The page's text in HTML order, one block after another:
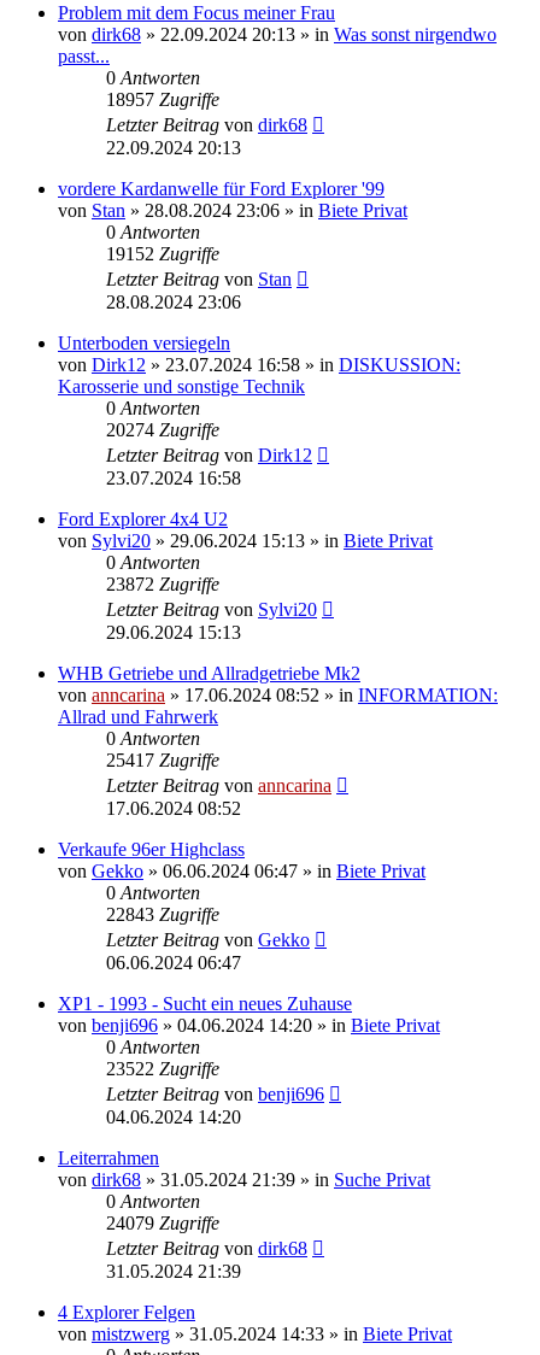
Problem mit dem Focus meiner Frau
von dirk68 » 22.09.2024 20:13 » in Was sonst nirgendwo
passt...
0 Antworten
18957 Zugriffe
Letzter Beitrag von dirk68
22.09.2024 20:13
vordere Kardanwelle für Ford Explorer '99
von Stan » 28.08.2024 23:06 » in Biete Privat
0 Antworten
19152 Zugriffe
Letzter Beitrag von Stan
28.08.2024 23:06
Unterboden versiegeln
von Dirk12 » 23.07.2024 16:58 » in DISKUSSION:
Karosserie und sonstige Technik
0 Antworten
20274 Zugriffe
Letzter Beitrag von Dirk12
23.07.2024 16:58
Ford Explorer 4x4 U2
von Sylvi20 » 29.06.2024 15:13 » in Biete Privat
0 Antworten
23872 Zugriffe
Letzter Beitrag von Sylvi20
29.06.2024 15:13
WHB Getriebe und Allradgetriebe Mk2
von anncarina » 17.06.2024 08:52 » in INFORMATION:
Allrad und Fahrwerk
0 Antworten
25417 Zugriffe
Letzter Beitrag von anncarina
17.06.2024 08:52
Verkaufe 96er Highclass
von Gekko » 06.06.2024 06:47 » in Biete Privat
0 Antworten
22843 Zugriffe
Letzter Beitrag von Gekko
06.06.2024 06:47
XP1 - 1993 - Sucht ein neues Zuhause
von benji696 » 04.06.2024 14:20 » in Biete Privat
0 Antworten
23522 Zugriffe
Letzter Beitrag von benji696
04.06.2024 14:20
Leiterrahmen
von dirk68 » 31.05.2024 21:39 » in Suche Privat
0 Antworten
24079 Zugriffe
Letzter Beitrag von dirk68
31.05.2024 21:39
4 Explorer Felgen
von mistzwerg » 31.05.2024 14:33 » in Biete Privat